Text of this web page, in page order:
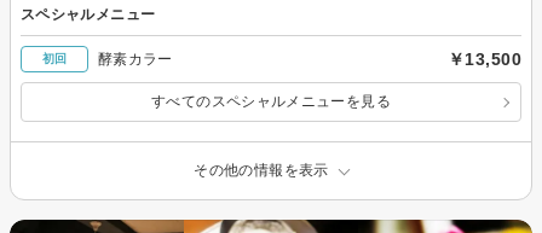
スペシャルメニュー
初回 酵素カラー ￥13,500
すべてのスペシャルメニューを見る
その他の情報を表示